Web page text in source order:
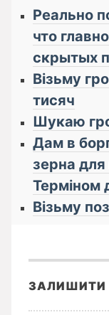
Реально
что
cкрытых
Візьму
тисяч
Шукаю
Дам в
зерна для
Терміном
Візьму
ЗАЛИШИТИ